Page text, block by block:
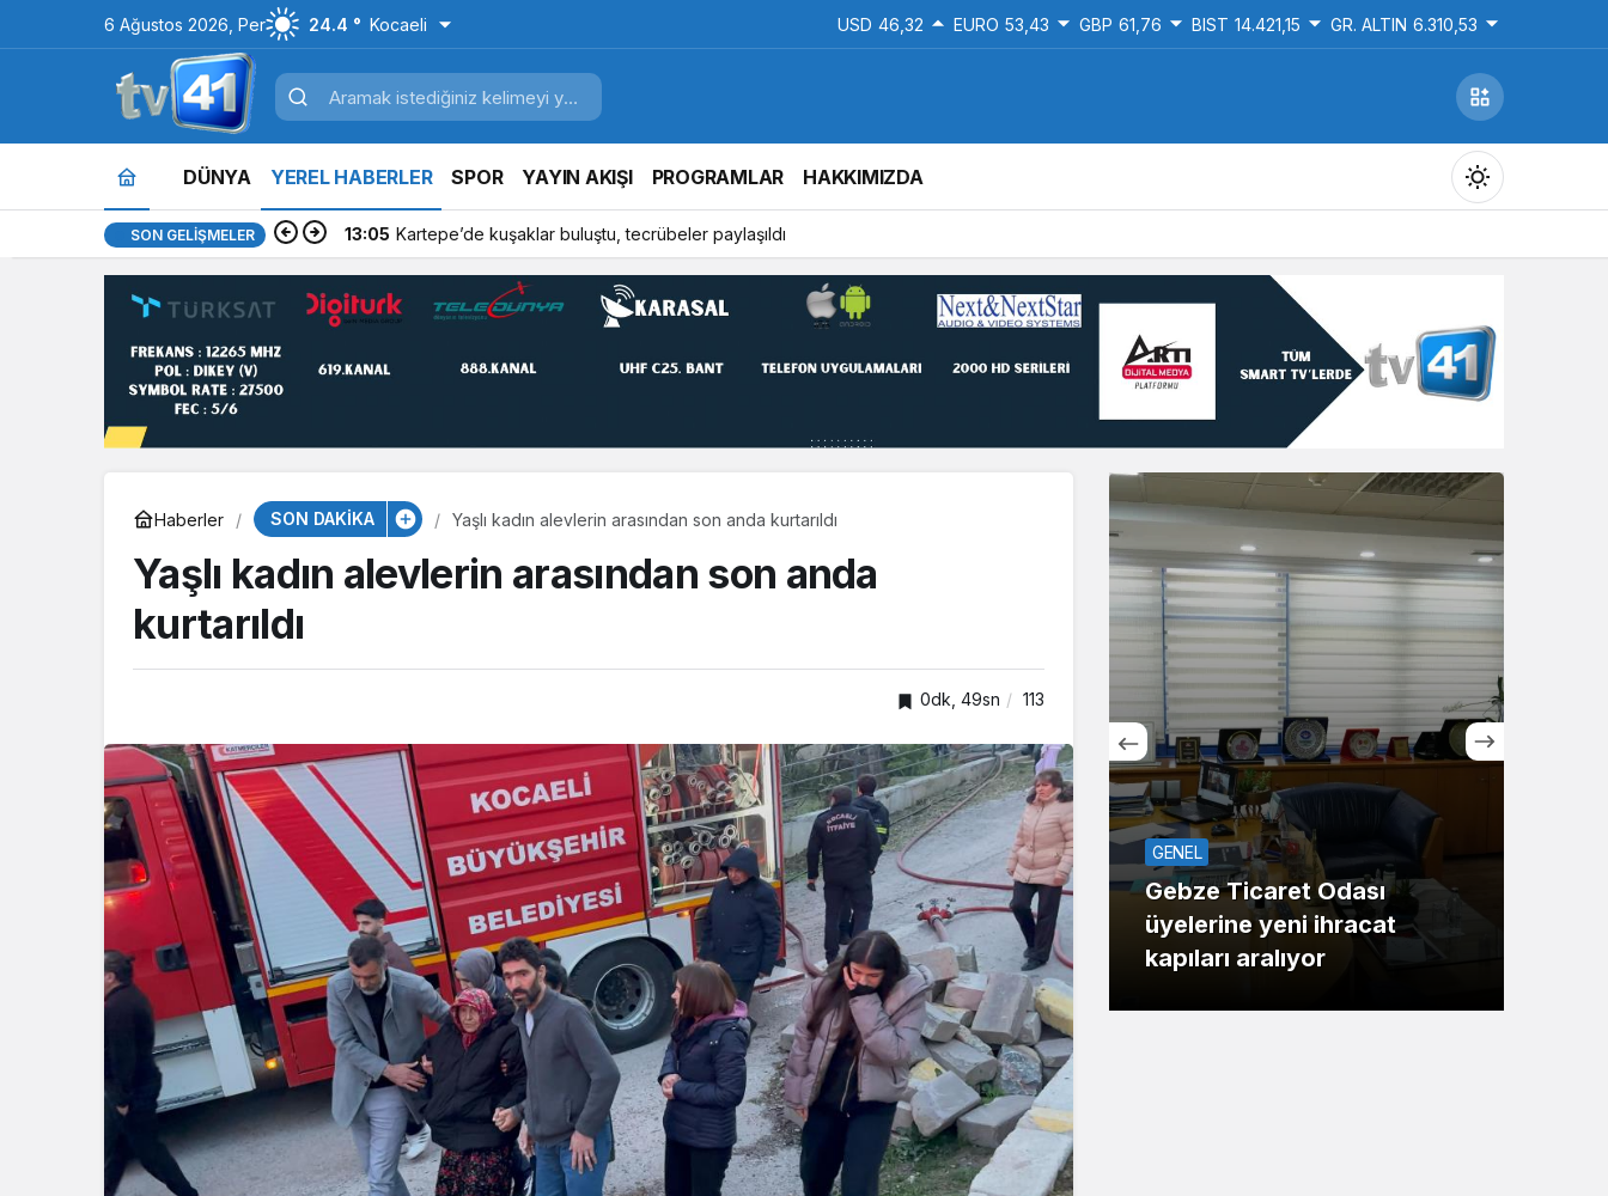
6 Ağustos 2026, Per 24.4 ° Kocaeli USD 46,32 EURO 53,43 GBP 61,76 BIST 14.421,15 GR. ALTIN 6.310,53
DÜNYA YEREL HABERLER SPOR YAYIN AKIŞI PROGRAMLAR HAKKIMIZDA
Gündüz Modu
Gündüz modunu seçin.
Gece modunu seçin.
Sistem Modu
Sistem modunu seçin.
SON GELIŞMELER 13:05 Kartepe’de kuşaklar buluştu, tecrübeler paylaşıldı
Haberler SON DAKİKA Yaşlı kadın alevlerin arasından son anda kurtarıldı
Yaşlı kadın alevlerin arasından son anda
kurtarıldı
0dk, 49sn 113
ASAYİŞ
Kocaeli Emniyeti’nden
aranan şahıslara yönelik
operasyon: İki hükümlü
yakalandı
TOP20HABER
Kartepe’de kuşaklar
buluştu, tecrübeler
paylaşıldı
GENEL
Gebze Ticaret Odası
üyelerine yeni ihracat
kapıları aralıyor